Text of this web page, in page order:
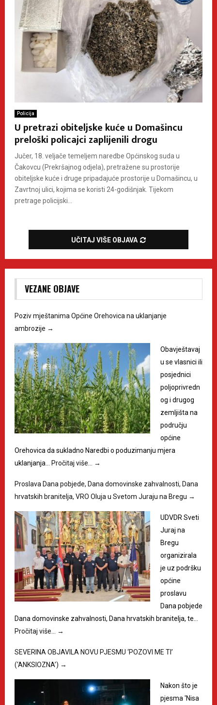
Policija
U pretrazi obiteljske kuće u Domašincu
preloški policajci zaplijenili drogu
Jučer, 18. veljače temeljem naredbe Općinskog suda u
Čakovcu (Prekršajnog odjela), pretražene su prostorije
obiteljske kuće i druge pripadajuće prostorije u Domašincu, u
Zavrtnoj ulici, kojima se koristi 24-godišnjak. Tijekom
pretrage policijski...
UČITAJ VIŠE OBJAVA
VEZANE OBJAVE
Poziv mještanima Općine Orehovica na uklanjanje
ambrozije →
Obavještavaj
u se vlasnici ili
posjednici
poljoprivredn
og i drugog
zemljišta na
području
općine
Orehovica da sukladno Naredbi o poduzimanju mjera
uklanjanja… Pročitaj više… →
Proslava Dana pobjede, Dana domovinske zahvalnosti, Dana
hrvatskih branitelja, VRO Oluja u Svetom Juraju na Bregu →
UDVDR Sveti
Juraj na
Bregu
organizirala
je uz podršku
općine
proslavu
Dana pobjede
Dana domovinske zahvalnosti, Dana hrvatskih branitelja, te…
Pročitaj više…
→
SEVERINA OBJAVILA NOVU PJESMU ‘POZOVI ME TI’
(‘ANKSIOZNA’) →
Nakon što je
pjesma 'Nisa